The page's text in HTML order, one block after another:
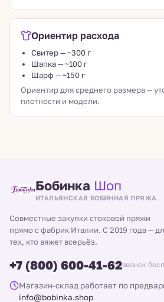
Ориентир расхода
Свитер — ~300 г
Шапка — ~100 г
Шарф — ~150 г
Ориентир для среднего размера —
плотности и модели.
Бобинка Шоп
ИТАЛЬЯНСКАЯ БОБИННАЯ ПРЯЖА
Совместные закупки стоковой пряжи
прямо с фабрик Италии. С 2019 года —
тех, кто вяжет всерьёз.
+7 (800) 600-41-62звонок
Магазин-склад работает по
info@bobinka.shop